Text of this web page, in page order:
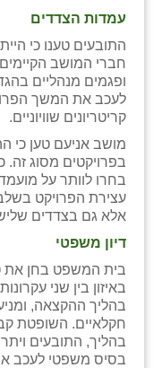
עמדות הצדדים
התובעים טענו כי
חברי המושב
ופגמים מנהליים
לעכב את המשך
קריטריונים שוויוניים.
מושב אניעם טען כי
בפרויקטים מסוג זה.
בחרו לוותר על
עצירת הפרויקט
אלא גם בצדדים
דיון משפטי
בית המשפט בחן את
באיזון בין שני
בהליך ההקצאה,
חקלאיים. השופטת
בהליך, התובעים
בסיס משפטי לעכב
כפר מע״ש
כפר מרדכי
כפר סבא (אגרא)
מגשימים
מישר
מכורה
מנחמיה
נאות הכיכר
נווה אטי״ב